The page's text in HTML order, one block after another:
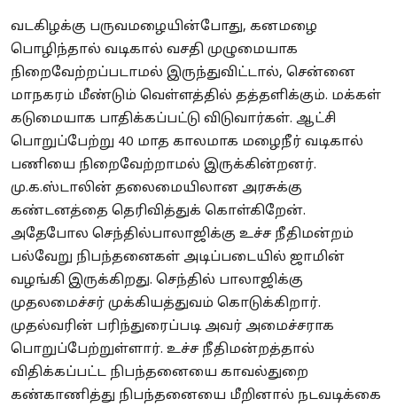
வடகிழக்கு பருவமழையின்போது, கனமழை
பொழிந்தால் வடிகால் வசதி முழுமையாக
நிறைவேற்றப்படாமல் இருந்துவிட்டால், சென்னை
மாநகரம் மீண்டும் வெள்ளத்தில் தத்தளிக்கும். மக்கள்
கடுமையாக பாதிக்கப்பட்டு விடுவார்கள். ஆட்சி
பொறுப்பேற்று 40 மாத காலமாக மழைநீர் வடிகால்
பணியை நிறைவேற்றாமல் இருக்கின்றனர்.
மு.க.ஸ்டாலின் தலைமையிலான அரசுக்கு
கண்டனத்தை தெரிவித்துக் கொள்கிறேன்.
அதேபோல செந்தில்பாலாஜிக்கு உச்ச நீதிமன்றம்
பல்வேறு நிபந்தனைகள் அடிப்படையில் ஜாமின்
வழங்கி இருக்கிறது. செந்தில் பாலாஜிக்கு
முதலமைச்சர் முக்கியத்துவம் கொடுக்கிறார்.
முதல்வரின் பரிந்துரைப்படி அவர் அமைச்சராக
பொறுப்பேற்றுள்ளார். உச்ச நீதிமன்றத்தால்
விதிக்கப்பட்ட நிபந்தனையை காவல்துறை
கண்காணித்து நிபந்தனையை மீறினால் நடவடிக்கை